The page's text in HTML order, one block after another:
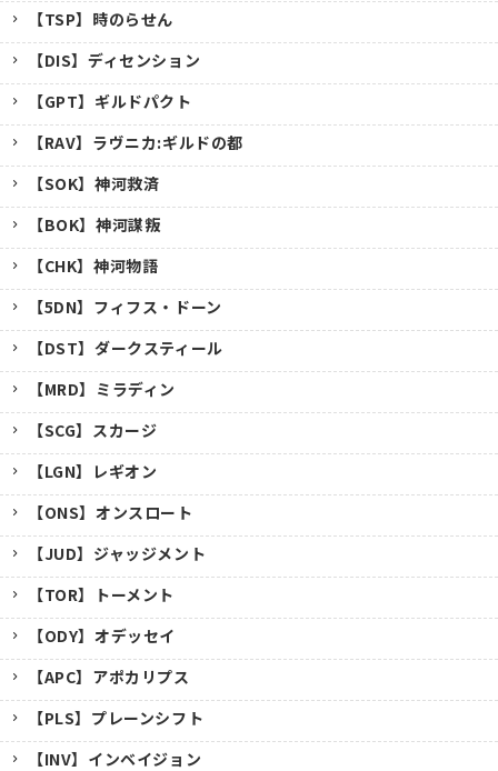
【TSP】時のらせん
【DIS】ディセンション
【GPT】ギルドパクト
【RAV】ラヴニカ:ギルドの都
【SOK】神河救済
【BOK】神河謀叛
【CHK】神河物語
【5DN】フィフス・ドーン
【DST】ダークスティール
【MRD】ミラディン
【SCG】スカージ
【LGN】レギオン
【ONS】オンスロート
【JUD】ジャッジメント
【TOR】トーメント
【ODY】オデッセイ
【APC】アポカリプス
【PLS】プレーンシフト
【INV】インベイジョン